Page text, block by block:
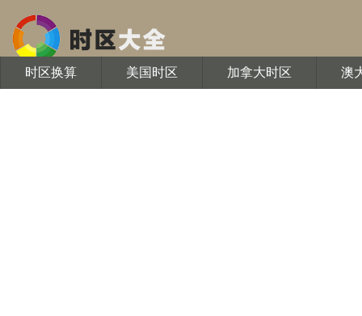
时区换算 美国时区 加拿大时区 澳